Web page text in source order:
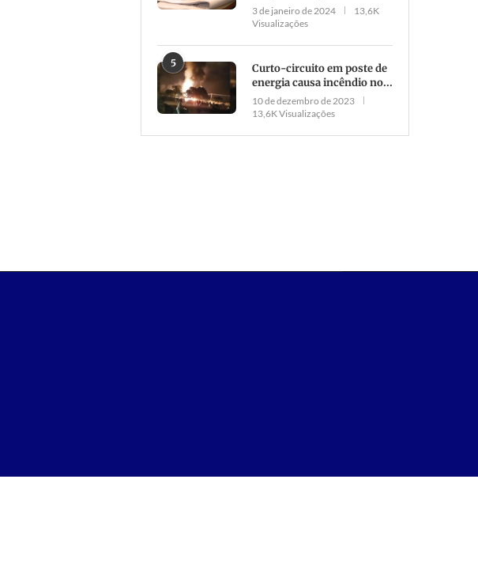
No Pará, 64 novos
começam a funcionar
3 de janeiro de 2024
13,6K
Visualizações
5
Curto-circuito em poste de
energia causa incêndio no...
10 de dezembro de 2023
13,6K Visualizações